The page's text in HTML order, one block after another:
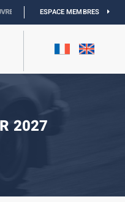
ESPACE MEMBRES
2027